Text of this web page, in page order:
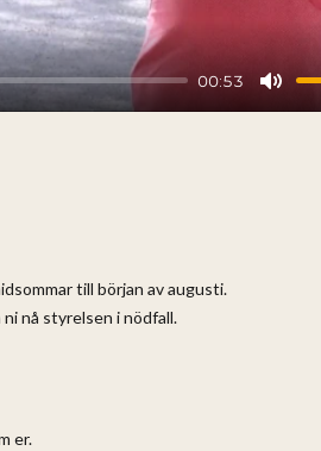
00:53
Mute
till början av augusti.
nå styrelsen i nödfall.
er.